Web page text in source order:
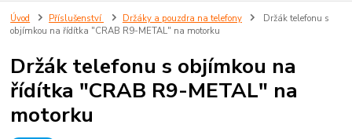
Úvod Příslušenství Držáky a pouzdra na telefony
Držák telefonu s
objímkou na řídítka "CRAB R9-METAL" na motorku
Držák telefonu s objímkou na
řídítka "CRAB R9-METAL" na
motorku